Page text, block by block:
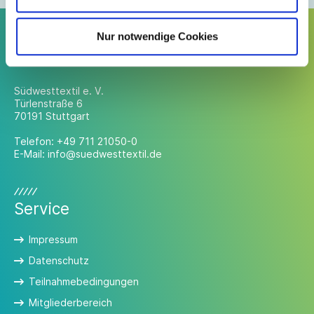
Nur notwendige Cookies
Kontakt
Südwesttextil e. V.
Türlenstraße 6
70191 Stuttgart
Telefon: +49 711 21050-0
E-Mail: info@suedwesttextil.de
Service
Impressum
Datenschutz
Teilnahmebedingungen
Mitgliederbereich